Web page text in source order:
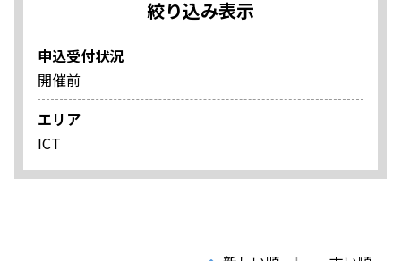
絞り込み表示
申込受付状況
開催前
エリア
ICT